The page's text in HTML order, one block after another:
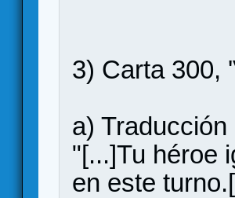
3) Carta 300,
a)
"[...]Tu héroe
en este